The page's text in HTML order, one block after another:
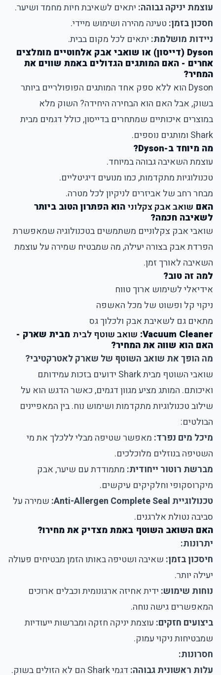
עוצמת יניקה גבוהה: יתאים לשאיבת חיות מחמד ושיער.
חסכון בזמן: טעינה מהירה ושימוש מיידי.
ניידות מושלמת: יתאים לכל מקום בבית.
Dyson (דייסון) או שואבי אבק אלחוטיים מומלצים
אחרים - האם המותגים הגדולים באמת שווים את
המחיר?
Dyson הוא ללא ספק אחד המותגים הפופולריים ביותר
בשוק, אבל האם הוא הבחירה היחידה? השוק מלא
במוצרים איכותיים שמתחרים בדייסון, כולל דגמים מבית
Shark ומותגים נוספים.
מה מיוחד ב-Dyson?
עוצמת השאיבה גבוהה במיוחד.
טכנולוגיות מתקדמות, כמו מנועים דיגיטליים.
מבחר רחב של אביזרים לניקיון לכל מטרה.
האם שואב אבק צקלוניהוא הפתרון הטוב ביותר
לשאיבה חכמה?
שואבי אבק צקלוניים משתמשים בטכנולוגיה שמאפשרת
הפרדת אבק בצורה יעילה, מה שמבטיח שמירה על עוצמת
השאיבה לאורך זמן.
למה זה טוב?
אידיאלי לשימוש ארוך טווח
ניקוי קל ופשוט של מכל האשפה
מתאים גם לשאיבת אבק ולכלוך גס
Vacuum Cleaner: שואב שוטף לבית מבית שארק -
האם הוא שווה את המחיר?
מה הופך את שואב השוטף של שארק לאטרקטיבי?
שואבי השוטף מבית Shark ידועים בזכות עמידותם
ואיכותם. המותג מציע מגוון דגמים, כאשר הדגש הוא על
שילוב טכנולוגיות מתקדמות ושימוש נוח. בין המאפיינים
הבולטים:
מיכל מים נפרד: מאפשר שטיפה מבלי ללכלך את מי
השטיפה בנוזלים מלוכלכים.
מברשת רוטור ייחודית: מתמודדת עם שיער, אבק
מיקרוסקופי וחלקיקים עיקשים.
טכנולוגיית Anti-Allergen Complete Seal:
שמירה על
סביבה נטולת אלרגנים.
האם השואב השוטף באמת מצדיק את מחירו?
יתרונות:
חיסכון בזמן: שאיבה ושטיפה באותו הזמן מבטיחים פעולה
יעילה יותר.
נוחות שימוש: ידית אחיזה ארגונומית וכבלים ארוכים
המאפשרים גישה נוחה.
ביצועים חזקים: עוצמת יניקה חזקה ומברשות ייעודיות
שמבטיחות ניקוי עמוק.
חסרונות:
עלות ראשונית גבוהה: דגמי Shark הם לא הזולים בשוק.